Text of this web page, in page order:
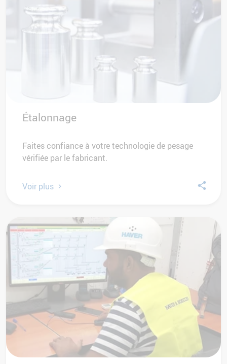
Étalonnage
Faites confiance à votre technologie de pesage
vérifiée par le fabricant.
Voir plus